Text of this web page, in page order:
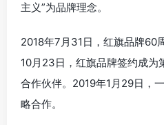
主义”为品牌理念。
2018年7月31日，红旗品牌60
10月23日，红旗品牌签约成为
合作伙伴。2019年1月29日，
略合作。